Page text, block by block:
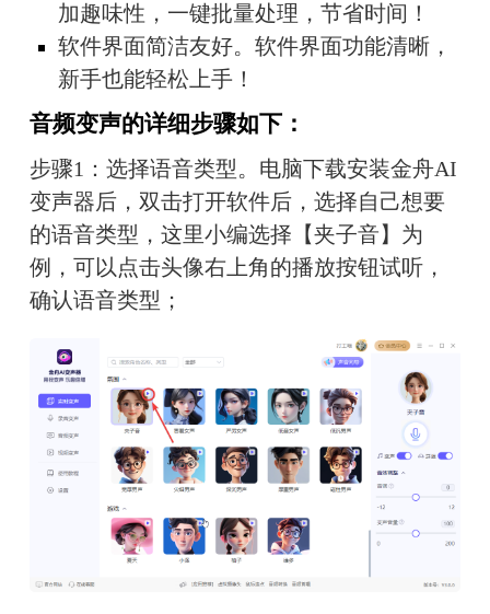
加趣味性，一键批量处理，节省时间！
软件界面简洁友好。软件界面功能清晰，
新手也能轻松上手！
音频变声的详细步骤如下：
步骤1：选择语音类型。电脑下载安装金舟AI
变声器后，双击打开软件后，选择自己想要
的语音类型，这里小编选择【夹子音】为
例，可以点击头像右上角的播放按钮试听，
确认语音类型；